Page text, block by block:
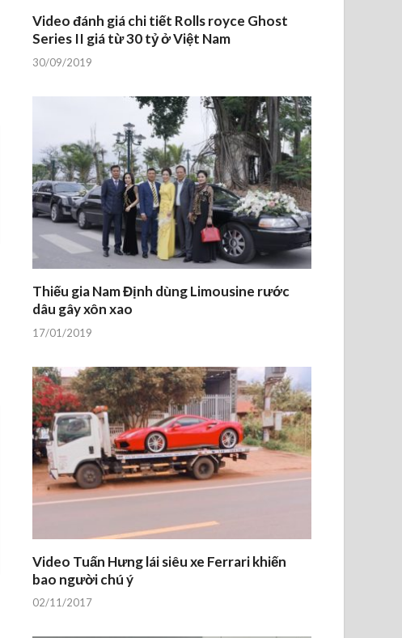
Video đánh giá chi tiết Rolls royce Ghost
Series II giá từ 30 tỷ ở Việt Nam
30/09/2019
Thiếu gia Nam Định dùng Limousine rước
dâu gây xôn xao
17/01/2019
Video Tuấn Hưng lái siêu xe Ferrari khiến
bao người chú ý
02/11/2017